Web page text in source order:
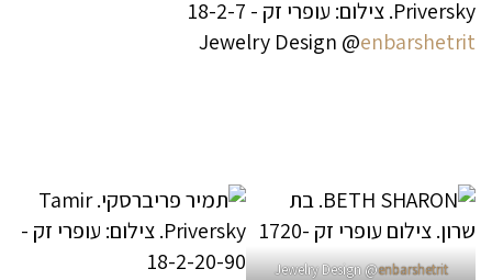
Jewelry Design @enbarshetrit
Jewelry Design @enbarshetrit